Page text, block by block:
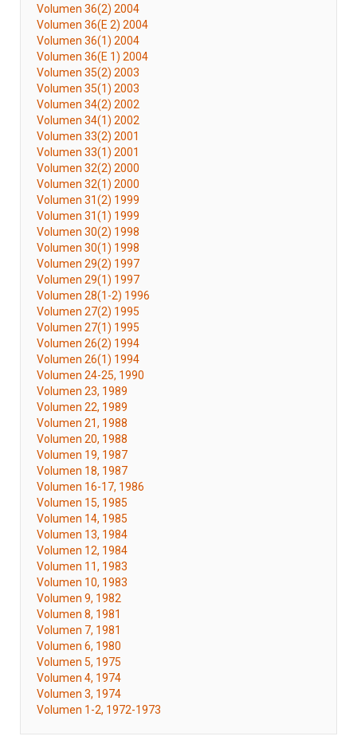
Volumen 36(2) 2004
Volumen 36(E 2) 2004
Volumen 36(1) 2004
Volumen 36(E 1) 2004
Volumen 35(2) 2003
Volumen 35(1) 2003
Volumen 34(2) 2002
Volumen 34(1) 2002
Volumen 33(2) 2001
Volumen 33(1) 2001
Volumen 32(2) 2000
Volumen 32(1) 2000
Volumen 31(2) 1999
Volumen 31(1) 1999
Volumen 30(2) 1998
Volumen 30(1) 1998
Volumen 29(2) 1997
Volumen 29(1) 1997
Volumen 28(1-2) 1996
Volumen 27(2) 1995
Volumen 27(1) 1995
Volumen 26(2) 1994
Volumen 26(1) 1994
Volumen 24-25, 1990
Volumen 23, 1989
Volumen 22, 1989
Volumen 21, 1988
Volumen 20, 1988
Volumen 19, 1987
Volumen 18, 1987
Volumen 16-17, 1986
Volumen 15, 1985
Volumen 14, 1985
Volumen 13, 1984
Volumen 12, 1984
Volumen 11, 1983
Volumen 10, 1983
Volumen 9, 1982
Volumen 8, 1981
Volumen 7, 1981
Volumen 6, 1980
Volumen 5, 1975
Volumen 4, 1974
Volumen 3, 1974
Volumen 1-2, 1972-1973